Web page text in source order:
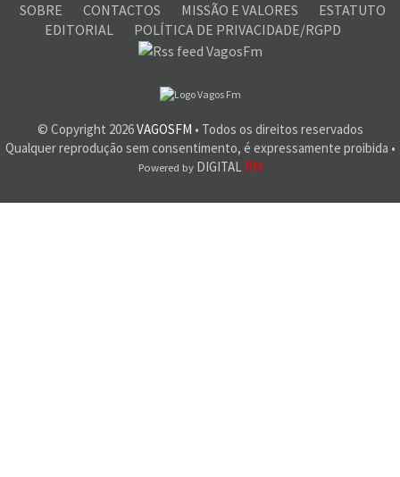
SOBRE CONTACTOS MISSÃO E VALORES
ESTATUTO
EDITORIAL
POLÍTICA DE PRIVACIDADE/RGPD
© Copyright 2026VAGOSFM • Todos os direitos reservados
Qualquer reprodução sem consentimento, é expressamente proibida •
Powered byDIGITAL RM